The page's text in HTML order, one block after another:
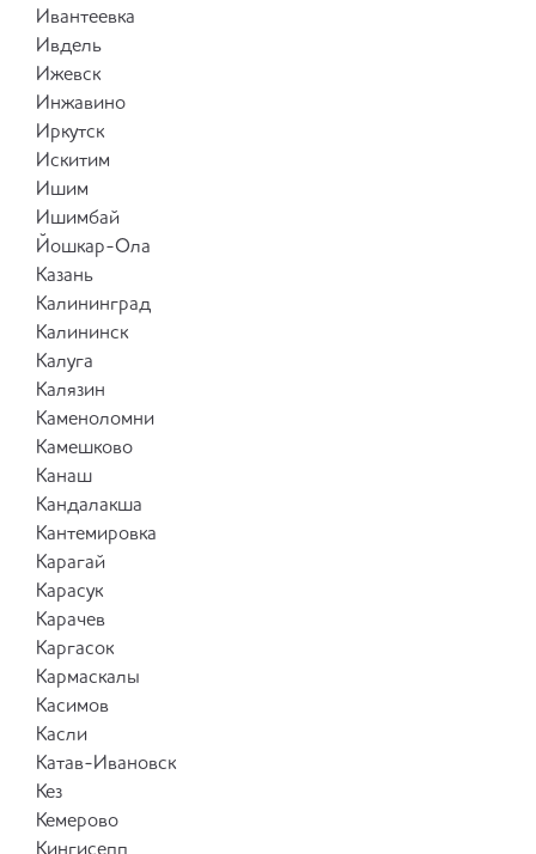
Ивантеевка
Ивдель
Ижевск
Инжавино
Иркутск
Искитим
Ишим
Ишимбай
Йошкар-Ола
Казань
Калининград
Калининск
Калуга
Калязин
Каменоломни
Камешково
Канаш
Кандалакша
Кантемировка
Карагай
Карасук
Карачев
Каргасок
Кармаскалы
Касимов
Касли
Катав-Ивановск
Кез
Кемерово